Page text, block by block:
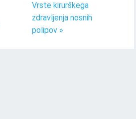
Vrste kirurškega
zdravljenja nosnih
polipov »